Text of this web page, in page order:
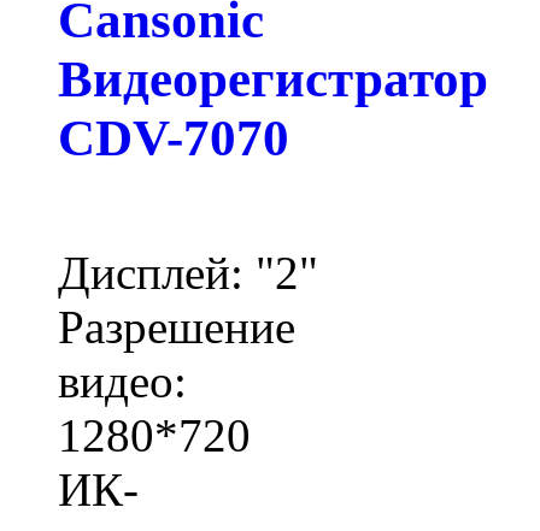
Cansonic
Видеорегистратор
CDV-7070
Дисплей: "2"
Разрешение
видео:
1280*720
ИК-